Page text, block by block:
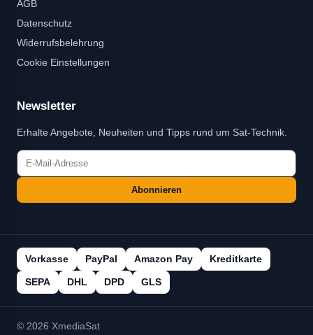
AGB
Datenschutz
Widerrufsbelehrung
Cookie Einstellungen
Newsletter
Erhalte Angebote, Neuheiten und Tipps rund um Sat-Technik.
Abonnieren
Vorkasse PayPal Amazon Pay Kreditkarte
SEPA DHL DPD GLS
© 2026 XmediaSat